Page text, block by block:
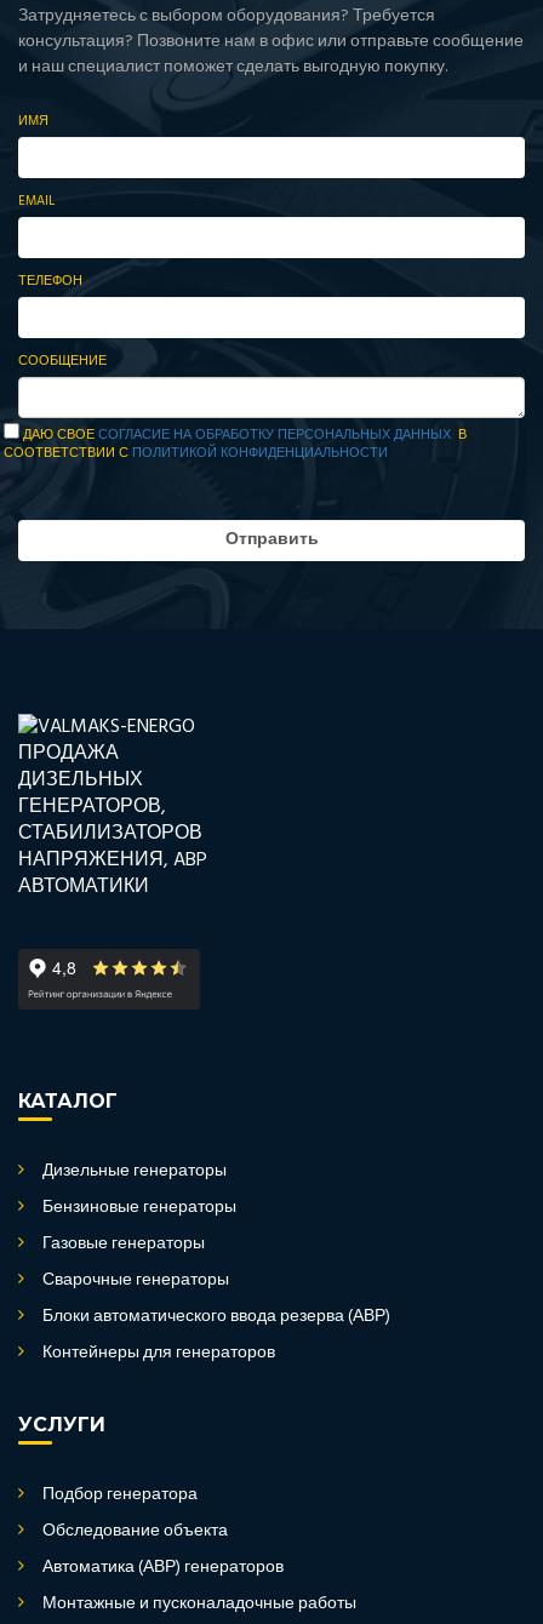
Затрудняетесь с выбором оборудования? Требуется
консультация? Позвоните нам в офис или отправьте сообщение
и наш специалист поможет сделать выгодную покупку.
ИМЯ
EMAIL
ТЕЛЕФОН
СООБЩЕНИЕ
ДАЮ СВОЕСОГЛАСИЕ НА ОБРАБОТКУ ПЕРСОНАЛЬНЫХ ДАННЫХ В
СООТВЕТСТВИИ С ПОЛИТИКОЙ КОНФИДЕНЦИАЛЬНОСТИ
КАТАЛОГ
Дизельные генераторы
Бензиновые генераторы
Газовые генераторы
Сварочные генераторы
Блоки автоматического ввода резерва (АВР)
Контейнеры для генераторов
УСЛУГИ
Подбор генератора
Обследование объекта
Автоматика (АВР) генераторов
Монтажные и пусконаладочные работы